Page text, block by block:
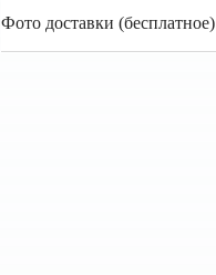
Фото доставки (бесплатное)